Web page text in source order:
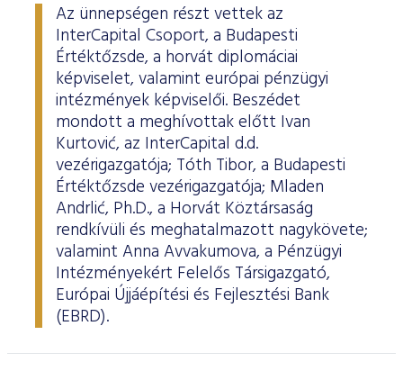
Az ünnepségen részt vettek az
InterCapital Csoport, a Budapesti
Értéktőzsde, a horvát diplomáciai
képviselet, valamint európai pénzügyi
intézmények képviselői. Beszédet
mondott a meghívottak előtt Ivan
Kurtović, az InterCapital d.d.
vezérigazgatója; Tóth Tibor, a Budapesti
Értéktőzsde vezérigazgatója; Mladen
Andrlić, Ph.D., a Horvát Köztársaság
rendkívüli és meghatalmazott nagykövete;
valamint Anna Avvakumova, a Pénzügyi
Intézményekért Felelős Társigazgató,
Európai Újjáépítési és Fejlesztési Bank
(EBRD).